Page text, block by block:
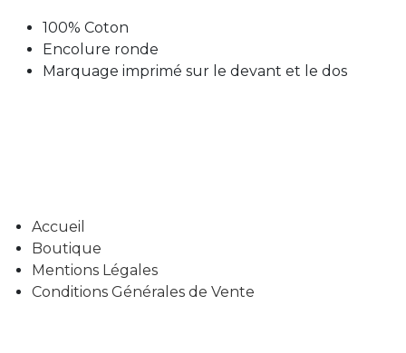
100% Coton
Encolure ronde
Marquage imprimé sur le devant et le dos
Accueil
Boutique
Mentions Légales
Conditions Générales de Vente